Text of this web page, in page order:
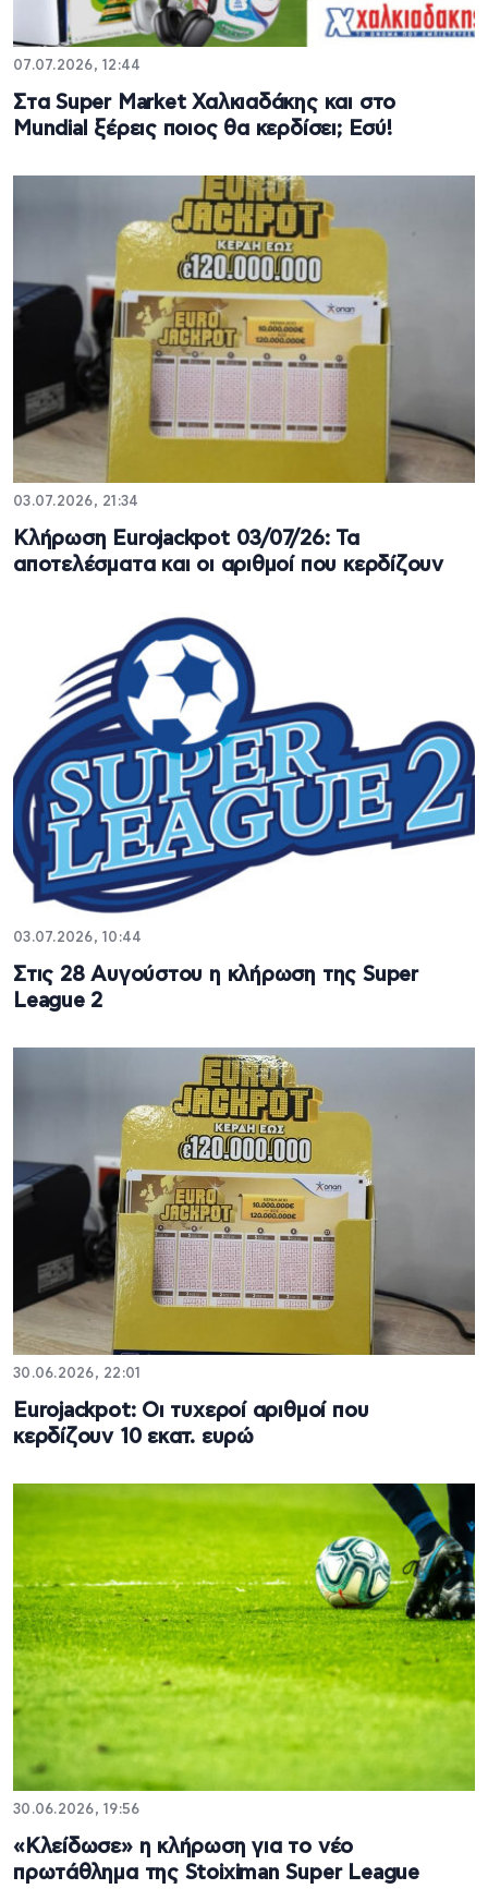
07.07.2026, 12:44
Στα Super Market Χαλκιαδάκης και στο
Mundial ξέρεις ποιος θα κερδίσει; Εσύ!
03.07.2026, 21:34
Κλήρωση Eurojackpot 03/07/26: Τα
αποτελέσματα και οι αριθμοί που κερδίζουν
03.07.2026, 10:44
Στις 28 Αυγούστου η κλήρωση της Super
League 2
30.06.2026, 22:01
Eurojackpot: Οι τυχεροί αριθμοί που
κερδίζουν 10 εκατ. ευρώ
30.06.2026, 19:56
«Κλείδωσε» η κλήρωση για το νέο
πρωτάθλημα της Stoiximan Super League